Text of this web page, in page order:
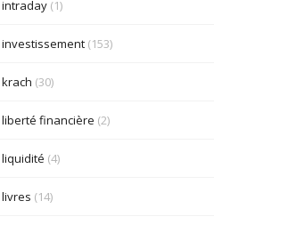
intraday(1)
investissement(153)
krach (30)
liberté financière (2)
liquidité (4)
livres (14)